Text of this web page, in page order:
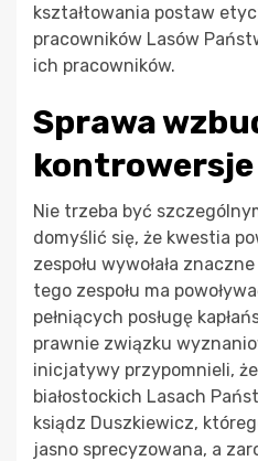
kształtowania postaw
pracowników Lasów
ich pracowników.
Sprawa
kontrowersje
Nie trzeba być
domyślić się, że kwestia
zespołu wywołała
tego zespołu ma
pełniących posługę
prawnie związku
inicjatywy przypomnieli,
białostockich Lasach
ksiądz Duszkiewicz,
jasno sprecyzowana, a